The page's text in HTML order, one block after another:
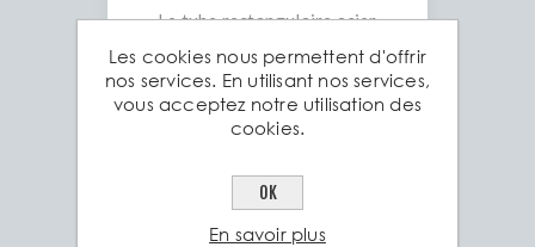
Le tube rectangulaire acier
est particulièrement adapté
aux projets nécessitant
stabilité et résistance :
• Construction et
bâtiment, ossatures, piliers,
supports lourds
Les cookies nous permettent d'offrir
nos services. En utilisant nos services,
vous acceptez notre utilisation des
cookies.
OK
En savoir plus